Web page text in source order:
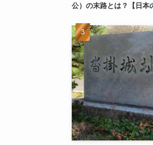
公）の末路とは？【日本